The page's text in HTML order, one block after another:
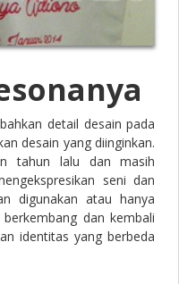
detail desain pada
desain yang diinginkan.
tahun lalu dan masih
seni dan
digunakan atau hanya
dan kembali
identitas yang berbeda